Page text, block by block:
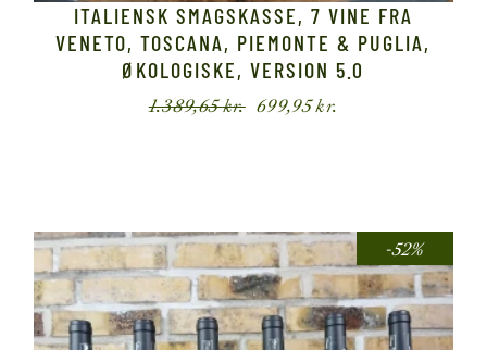
ITALIENSK SMAGSKASSE, 7 VINE FRA
VENETO, TOSCANA, PIEMONTE & PUGLIA,
ØKOLOGISKE, VERSION 5.0
1.389,65kr.Den699,95kr.
Den
-52%